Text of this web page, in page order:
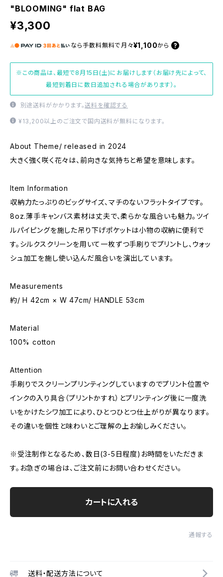
"BLOOMING" flat BAG
¥3,300
なら 手数料無料で 月々¥1,100から
※この商品は、最短で8月15日(土)にお届けします（お届け先によって、
最短到着日に数日追加される場合があります）。
別途送料がかかります。送料を確認する
¥13,200以上のご注文で国内送料が無料になります。
About Theme/ released in 2024
大きく強く咲く花々は、前向きな気持ちと希望を意味します。
Item Information
収納力たっぷりのビッグサイズ、マチのないフラットタイプです。
8oz.薄手キャンバス素材は丈夫で、柔らかな風合いも魅力。ツイ
ルパイピングを施した吊り下げポケットは小物の収納に便利で
す。シルクスクリーンを用いて一枚ずつ手刷りでプリントし、ウォッ
シュ加工を施し使い込んだ風合いを演出しています。
Measurements
約/ H 42cm × W 47cm/ HANDLE 53cm
Material
100% cotton
Attention
手刷りでスクリーンプリンティングしていますのでプリント位置や
インクの入り具合（プリントかすれ）とプリンティング後に一度洗
いをかけたシワ加工により、ひとつひとつ仕上がりが異なります。
その違いを個性と味わいとご理解の上お愉しみください。
※受注制作となるため、数日(3-5日程度)お時間をいただきま
す。お急ぎの場合は、ご注文前にお問い合わせください。
カートに入れる
通報する
送料・配送方法について